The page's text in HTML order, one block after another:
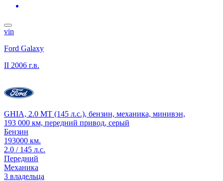
vin
Ford Galaxy
II 2006 г.в.
GHIA, 2.0 MT (145 л.с.), бензин, механика, минивэн,
193 000 км, передний привод, серый
Бензин
193000 км.
2.0 / 145 л.с.
Передний
Механика
3 владельца